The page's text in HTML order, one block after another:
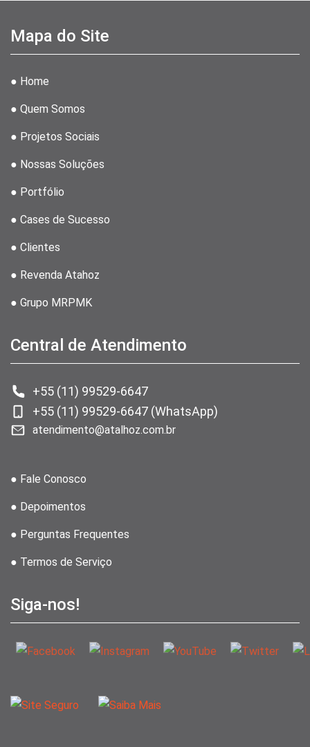
Mapa do Site
● Home
● Quem Somos
● Projetos Sociais
● Nossas Soluções
● Portfólio
● Cases de Sucesso
● Clientes
● Revenda Atahoz
● Grupo MRPMK
Central de Atendimento
+55 (11) 99529-6647
+55 (11) 99529-6647 (WhatsApp)
atendimento@atalhoz.com.br
● Fale Conosco
● Depoimentos
● Perguntas Frequentes
● Termos de Serviço
Siga-nos!